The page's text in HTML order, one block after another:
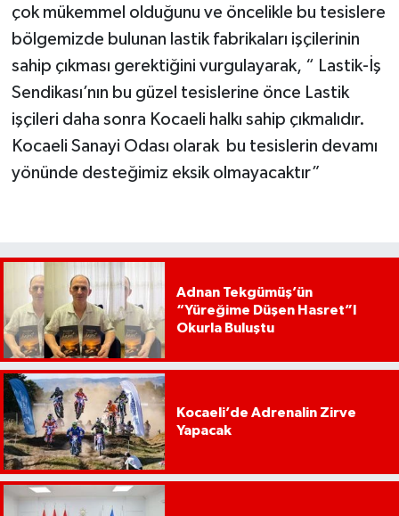
çok mükemmel olduğunu ve öncelikle bu tesislere
bölgemizde bulunan lastik fabrikaları işçilerinin
sahip çıkması gerektiğini vurgulayarak, “ Lastik-İş
Sendikası’nın bu güzel tesislerine önce Lastik
işçileri daha sonra Kocaeli halkı sahip çıkmalıdır.
Kocaeli Sanayi Odası olarak bu tesislerin devamı
yönünde desteğimiz eksik olmayacaktır”
Adnan Tekgümüş’ün
“Yüreğime Düşen Hasret”I
Okurla Buluştu
Kocaeli’de Adrenalin Zirve
Yapacak